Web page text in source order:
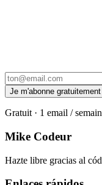
Je m'abonne gratuitement
Gratuit · 1 email /
Mike Codeur
Hazte libre gracias al